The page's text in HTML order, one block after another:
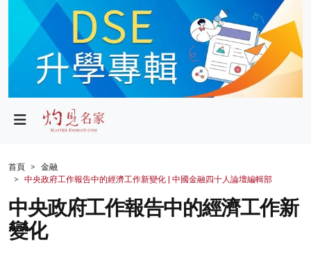
政局
財經
生活
健康
商業
首頁
金融
中央政府工作報告中的經濟工作新變化 | 中國金融四十人論壇編輯部
中央政府工作報告中的經濟工作新
變化